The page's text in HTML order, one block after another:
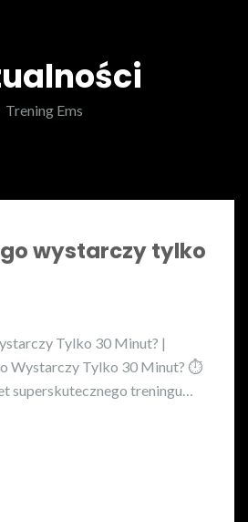
Trening Ems
wystarczy tylko
Tylko 30 Minut? |
Wystarczy Tylko 30 Minut? ⏱️
superskutecznego treningu…